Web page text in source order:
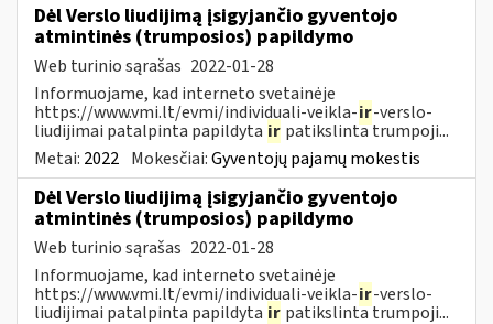
Dėl Verslo liudijimą įsigyjančio gyventojo
atmintinės (trumposios) papildymo
Web turinio sąrašas 2022-01-28
Informuojame, kad interneto svetainėje
https://www.vmi.lt/evmi/individuali-veikla-ir-verslo-
liudijimai patalpinta papildyta ir patikslinta trumpoji...
Metai: 2022 Mokesčiai:Gyventojų pajamų mokestis
Dėl Verslo liudijimą įsigyjančio gyventojo
atmintinės (trumposios) papildymo
Web turinio sąrašas 2022-01-28
Informuojame, kad interneto svetainėje
https://www.vmi.lt/evmi/individuali-veikla-ir-verslo-
liudijimai patalpinta papildyta ir patikslinta trumpoji...